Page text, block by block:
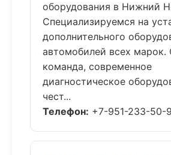
оборудования в Нижний
Специализируемся на
дополнительного
автомобилей всех марок.
команда, современное
диагностическое
чест...
Телефон: +7-951-233-50-